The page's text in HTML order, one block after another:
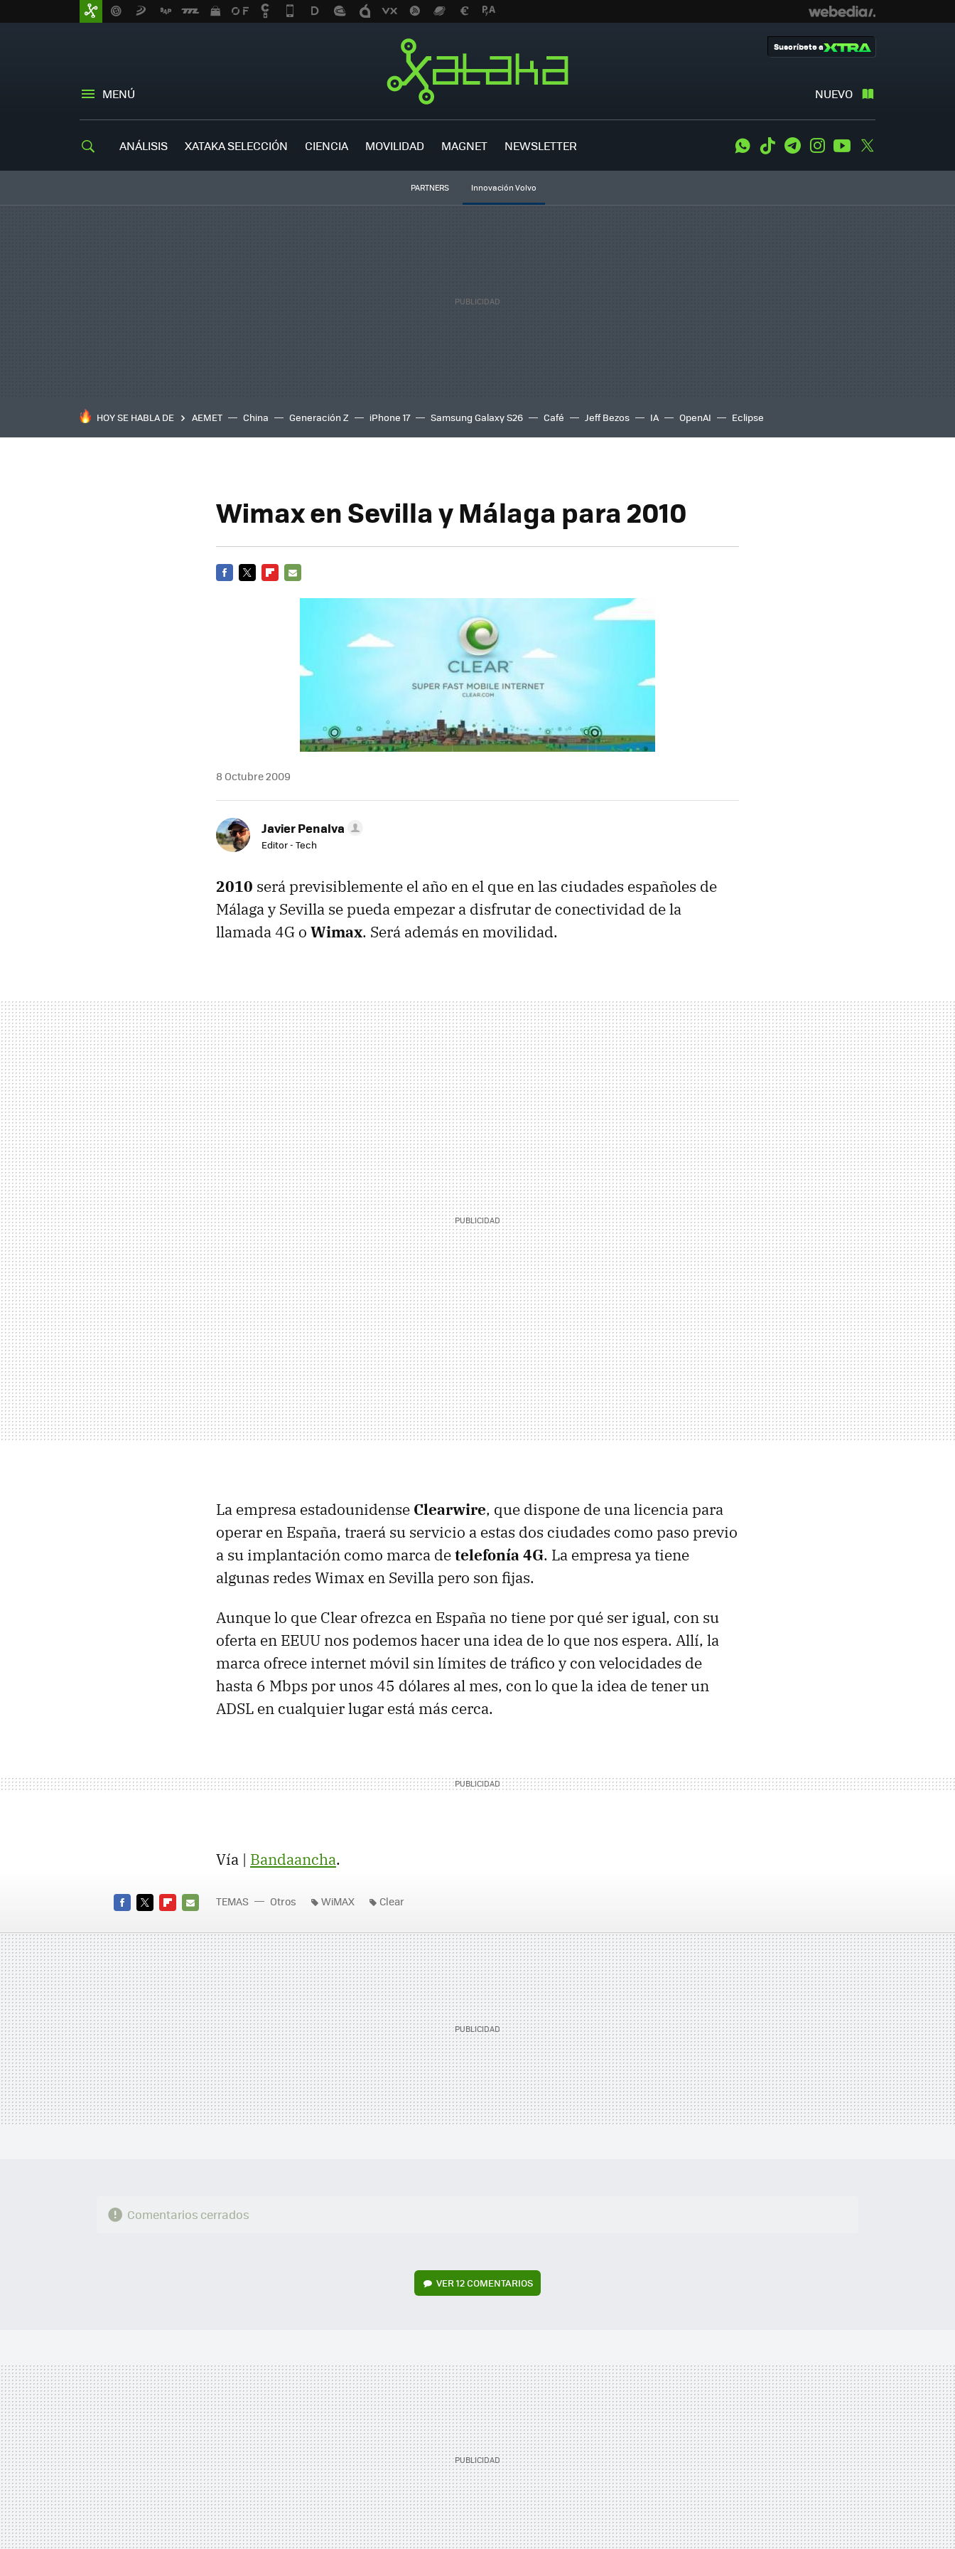
MENÚ NUEVO
Suscríbete a
ANÁLISIS XATAKA SELECCIÓN CIENCIA MOVILIDAD MAGNET NEWSLETTER WhatsApp
Tiktok TelegramInstagramYoutube
PARTNERS Innovación Volvo
HOY SE HABLA DE AEMET China Generación Z iPhone 17 Samsung Galaxy S26 Café Jeff Bezos IA OpenAI Eclipse
Wimax en Sevilla y Málaga para 2010
8 Octubre 2009
Javier Penalva
Editor - Tech
2010 será previsiblemente el año en el que en las ciudades españoles de
Málaga y Sevilla se pueda empezar a disfrutar de conectividad de la
llamada 4G o Wimax. Será además en movilidad.
La empresa estadounidense Clearwire, que dispone de una licencia para
operar en España, traerá su servicio a estas dos ciudades como paso previo
a su implantación como marca detelefonía 4G. La empresa ya tiene
algunas redes Wimax en Sevilla pero son fijas.
Aunque lo que Clear ofrezca en España no tiene por qué ser igual, con su
oferta en EEUU nos podemos hacer una idea de lo que nos espera. Allí, la
marca ofrece internet móvil sin límites de tráfico y con velocidades de
hasta 6 Mbps por unos 45 dólares al mes, con lo que la idea de tener un
ADSL en cualquier lugar está más cerca.
Vía | Bandaancha.
MAIL
TEMAS Otros WiMAX Clear
Comentarios cerrados
VER12 COMENTARIOS